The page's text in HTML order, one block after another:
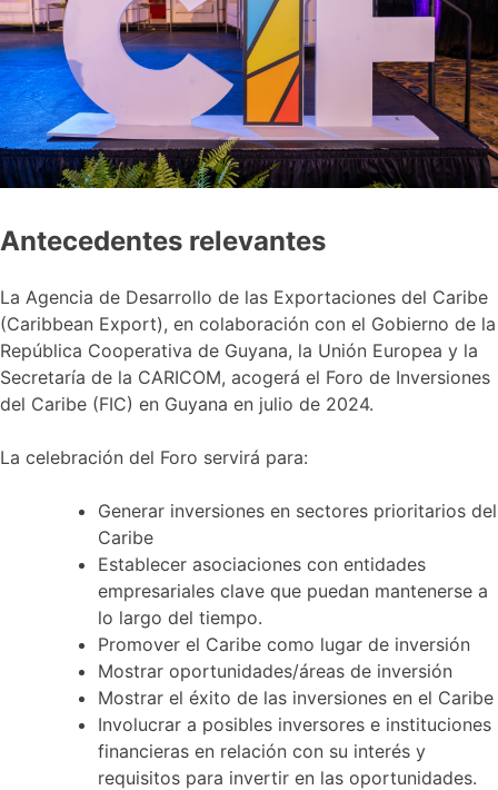
Antecedentes relevantes
La Agencia de Desarrollo de las Exportaciones del Caribe
(Caribbean Export), en colaboración con el Gobierno de la
República Cooperativa de Guyana, la Unión Europea y la
Secretaría de la CARICOM, acogerá el Foro de Inversiones
del Caribe (FIC) en Guyana en julio de 2024.
La celebración del Foro servirá para:
Generar inversiones en sectores prioritarios del
Caribe
Establecer asociaciones con entidades
empresariales clave que puedan mantenerse a
lo largo del tiempo.
Promover el Caribe como lugar de inversión
Mostrar oportunidades/áreas de inversión
Mostrar el éxito de las inversiones en el Caribe
Involucrar a posibles inversores e instituciones
financieras en relación con su interés y
requisitos para invertir en las oportunidades.